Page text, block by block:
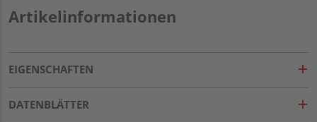
Artikelinformationen
EIGENSCHAFTEN
DATENBLÄTTER